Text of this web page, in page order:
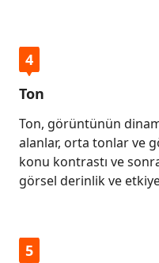
4
Ton
Ton, görüntünün
alanlar, orta tonlar ve
konu kontrastı ve
görsel derinlik ve
5